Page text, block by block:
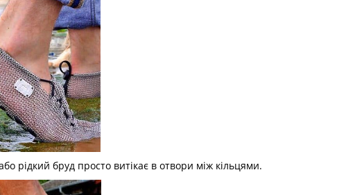
рідкий бруд просто витікає в отвори між кільцями.